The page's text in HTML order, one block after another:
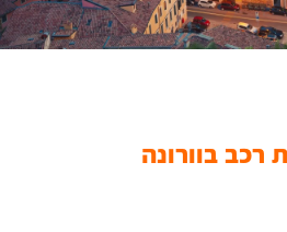
רכב בוורונה